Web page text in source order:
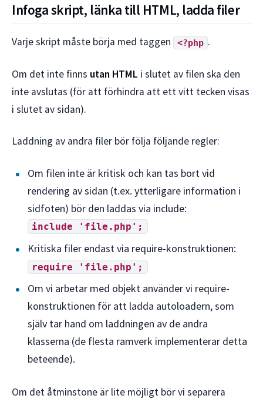
Infoga skript, länka till HTML, ladda filer
Varje skript måste börja med taggen <?php .
Om det inte finns utan HTML i slutet av filen ska den
inte avslutas (för att förhindra att ett vitt tecken visas
i slutet av sidan).
Laddning av andra filer bör följa följande regler:
Om filen inte är kritisk och kan tas bort vid
rendering av sidan (t.ex. ytterligare information i
sidfoten) bör den laddas via include:
include 'file.php';
Kritiska filer endast via require-konstruktionen:
require 'file.php';
Om vi arbetar med objekt använder vi require-
konstruktionen för att ladda autoloadern, som
själv tar hand om laddningen av de andra
klasserna (de flesta ramverk implementerar detta
beteende).
Om det åtminstone är lite möjligt bör vi separera